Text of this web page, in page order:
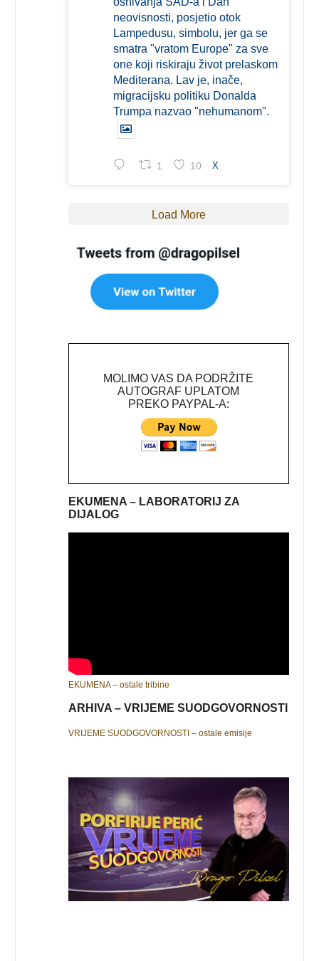
neovisnosti, posjetio otok
Lampedusu, simbolu, jer ga se
smatra "vratom Europe" za sve
one koji riskiraju život prelaskom
Mediterana. Lav je, inače,
migracijsku politiku Donalda
Trumpa nazvao "nehumanom".
1 10 X
Load More
MOLIMO VAS DA PODRŽITE
AUTOGRAF UPLATOM
PREKO PAYPAL-A:
EKUMENA – LABORATORIJ ZA
DIJALOG
EKUMENA – ostale tribine
ARHIVA – VRIJEME SUODGOVORNOSTI
VRIJEME SUODGOVORNOSTI – ostale emisije